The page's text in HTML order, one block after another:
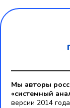
Мы авторы
«системный
версии 2014